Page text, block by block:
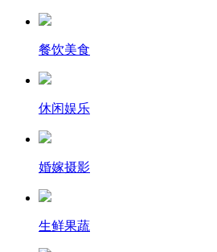
餐饮美食
休闲娱乐
婚嫁摄影
生鲜果蔬